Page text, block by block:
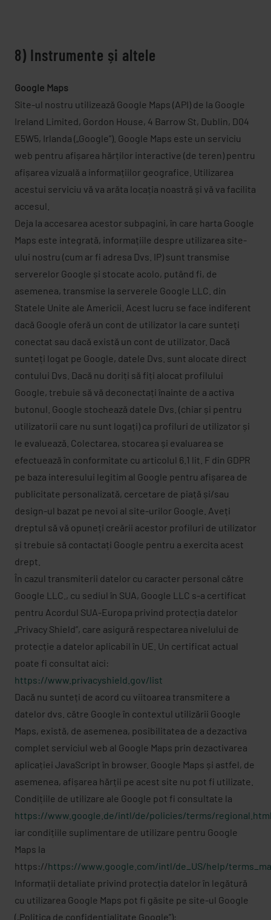
8) Instrumente și altele
Google Maps
Site-ul nostru utilizează Google Maps (API) de la Google
Ireland Limited, Gordon House, 4 Barrow St, Dublin, D04
E5W5, Irlanda („Google”). Google Maps este un serviciu
web pentru afișarea hărților interactive (de teren) pentru
afișarea vizuală a informațiilor geografice. Utilizarea
acestui serviciu vă va arăta locația noastră și vă va facilita
accesul.
Deja la accesarea acestor subpagini, în care harta Google
Maps este integrată, informațiile despre utilizarea site-
ului nostru (cum ar fi adresa Dvs. IP) sunt transmise
serverelor Google și stocate acolo, putând fi, de
asemenea, transmise la serverele Google LLC. din
Statele Unite ale Americii. Acest lucru se face indiferent
dacă Google oferă un cont de utilizator la care sunteți
conectat sau dacă există un cont de utilizator. Dacă
sunteți logat pe Google, datele Dvs. sunt alocate direct
contului Dvs. Dacă nu doriți să fiți alocat profilului
Google, trebuie să vă deconectați înainte de a activa
butonul. Google stochează datele Dvs. (chiar și pentru
utilizatorii care nu sunt logați) ca profiluri de utilizator și
le evaluează. Colectarea, stocarea și evaluarea se
efectuează în conformitate cu articolul 6.1 lit. F din GDPR
pe baza interesului legitim al Google pentru afișarea de
publicitate personalizată, cercetare de piață și/sau
design-ul bazat pe nevoi al site-urilor Google. Aveți
dreptul să vă opuneți creării acestor profiluri de utilizator
și trebuie să contactați Google pentru a exercita acest
drept.
În cazul transmiterii datelor cu caracter personal către
Google LLC., cu sediul în SUA, Google LLC s-a certificat
pentru Acordul SUA-Europa privind protecția datelor
„Privacy Shield”, care asigură respectarea nivelului de
protecție a datelor aplicabil în UE. Un certificat actual
poate fi consultat aici:
https://www.privacyshield.gov/list
Dacă nu sunteți de acord cu viitoarea transmitere a
datelor dvs. către Google în contextul utilizării Google
Maps, există, de asemenea, posibilitatea de a dezactiva
complet serviciul web al Google Maps prin dezactivarea
aplicației JavaScript în browser. Google Maps și astfel, de
asemenea, afișarea hărții pe acest site nu pot fi utilizate.
Condițiile de utilizare ale Google pot fi consultate la
https://www.google.de/intl/de/policies/terms/
iar condițiile suplimentare de utilizare pentru Google
Maps la
https://https://www.google.com/intl/de_US/help/
Informații detaliate privind protecția datelor în legătură
cu utilizarea Google Maps pot fi găsite pe site-ul Google
(„Politica de confidențialitate Google”):